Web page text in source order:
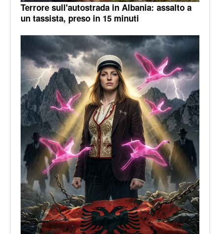
Terrore sull'autostrada in Albania: assalto a
un tassista, preso in 15 minuti